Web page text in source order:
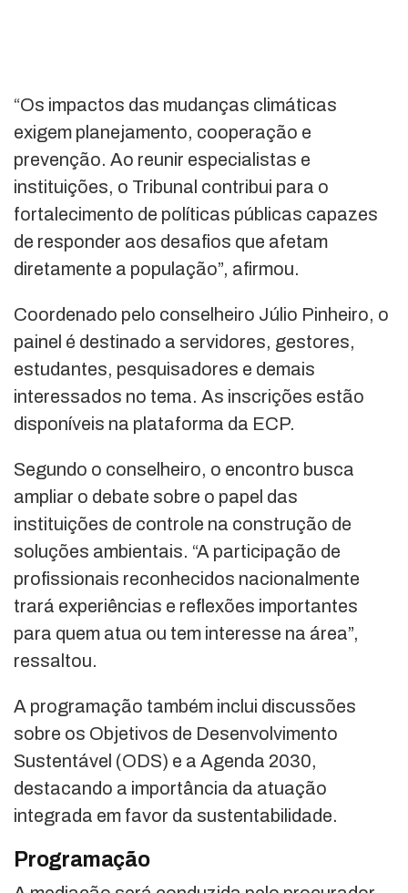
“Os impactos das mudanças climáticas
exigem planejamento, cooperação e
prevenção. Ao reunir especialistas e
instituições, o Tribunal contribui para o
fortalecimento de políticas públicas capazes
de responder aos desafios que afetam
diretamente a população”, afirmou.
Coordenado pelo conselheiro Júlio Pinheiro, o
painel é destinado a servidores, gestores,
estudantes, pesquisadores e demais
interessados no tema. As inscrições estão
disponíveis na plataforma da ECP.
Segundo o conselheiro, o encontro busca
ampliar o debate sobre o papel das
instituições de controle na construção de
soluções ambientais. “A participação de
profissionais reconhecidos nacionalmente
trará experiências e reflexões importantes
para quem atua ou tem interesse na área”,
ressaltou.
A programação também inclui discussões
sobre os Objetivos de Desenvolvimento
Sustentável (ODS) e a Agenda 2030,
destacando a importância da atuação
integrada em favor da sustentabilidade.
Programação